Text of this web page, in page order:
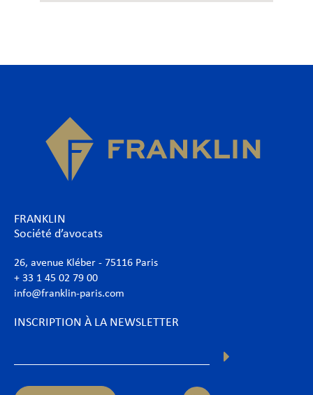
FRANKLIN
Société d’avocats
26, avenue Kléber - 75116 Paris
+ 33 1 45 02 79 00
info@franklin-paris.com
INSCRIPTION À LA NEWSLETTER